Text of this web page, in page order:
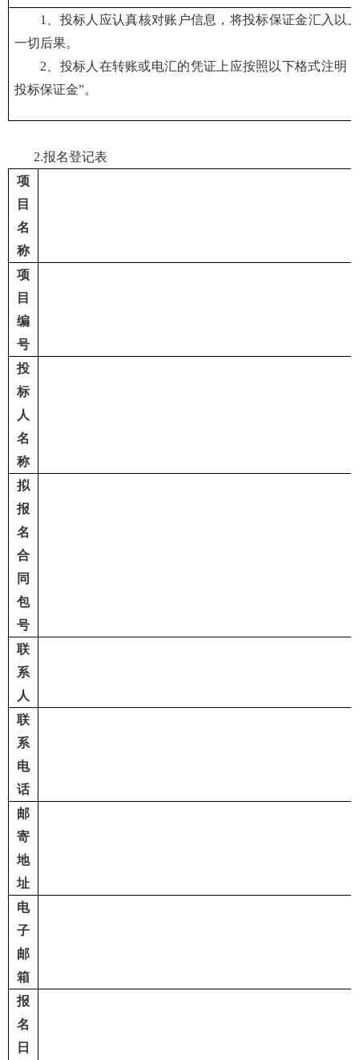
1、投标人应认真核对账户信息，将投标保证金汇入以
一切后果。
2、投标人在转账或电汇的凭证上应按照以下格式注
投标保证金”。
2.报名登记表
项
目
名
称
项
目
编
号
投
标
人
名
称
拟
报
名
合
同
包
号
联
系
人
联
系
电
话
邮
寄
地
址
电
子
邮
箱
报
名
日